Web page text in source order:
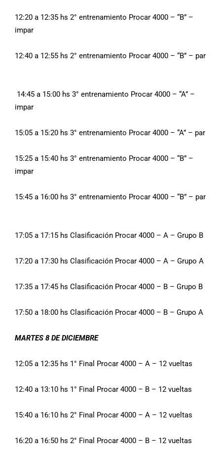
12:20 a 12:35 hs 2° entrenamiento Procar 4000 – “B” –
impar
12:40 a 12:55 hs 2° entrenamiento Procar 4000 – “B” – par
14:45 a 15:00 hs 3° entrenamiento Procar 4000 – “A” –
impar
15:05 a 15:20 hs 3° entrenamiento Procar 4000 – “A” – par
15:25 a 15:40 hs 3° entrenamiento Procar 4000 – “B” –
impar
15:45 a 16:00 hs 3° entrenamiento Procar 4000 – “B” – par
17:05 a 17:15 hs Clasificación Procar 4000 – A – Grupo B
17:20 a 17:30 hs Clasificación Procar 4000 – A – Grupo A
17:35 a 17:45 hs Clasificación Procar 4000 – B – Grupo B
17:50 a 18:00 hs Clasificación Procar 4000 – B – Grupo A
MARTES 8 DE DICIEMBRE
12:05 a 12:35 hs 1° Final Procar 4000 – A – 12 vueltas
12:40 a 13:10 hs 1° Final Procar 4000 – B – 12 vueltas
15:40 a 16:10 hs 2° Final Procar 4000 – A – 12 vueltas
16:20 a 16:50 hs 2° Final Procar 4000 – B – 12 vueltas